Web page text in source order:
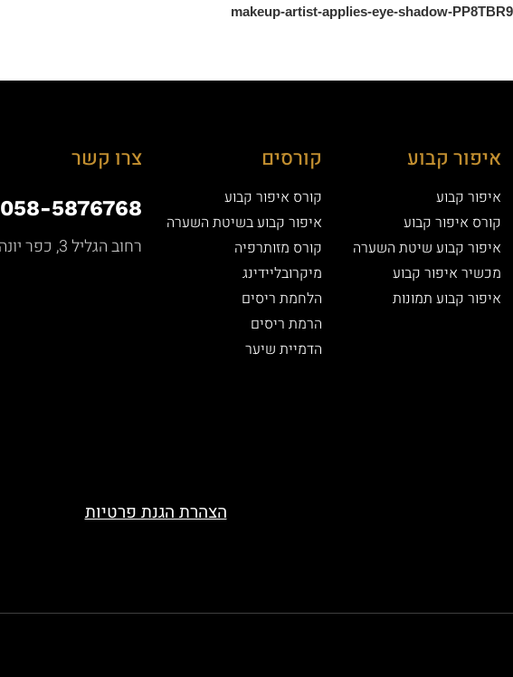
makeup-artist-applies-eye-shadow-
איפור קבוע
איפור קבוע
קורס איפור קבוע
איפור קבוע שיטת השערה
מכשיר איפור קבוע
איפור קבוע תמונות
קורסים
קורס איפור קבוע
איפור קבוע בשיטת השערה
קורס מזותרפיה
מיקרובליידינג
הלחמת ריסים
הרמת ריסים
הדמיית שיער
צרו קשר
058-5876768
רחוב הגליל 3, כפר יונה
הצהרת הגנת פרטיות